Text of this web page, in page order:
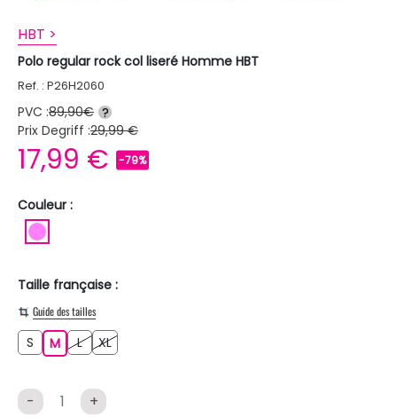
HBT >
Polo regular rock col liseré Homme HBT
Ref. : P26H2060
PVC :89,90€ ?
Prix Degriff :29,99 €
17,99 € -79%
Couleur :
Taille française :
Guide des tailles
S MM LL XLXL
- +